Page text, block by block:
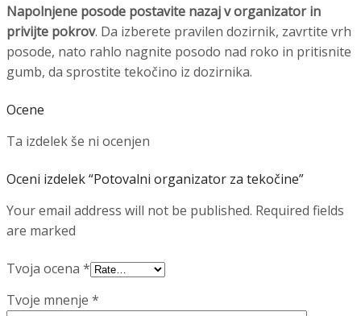
Napolnjene posode postavite nazaj v organizator in
privijte pokrov. Da izberete pravilen dozirnik, zavrtite vrh
posode, nato rahlo nagnite posodo nad roko in pritisnite
gumb, da sprostite tekočino iz dozirnika.
Ocene
Ta izdelek še ni ocenjen
Oceni izdelek “Potovalni organizator za tekočine”
Your email address will not be published. Required fields
are marked
Tvoja ocena *
Tvoje mnenje *